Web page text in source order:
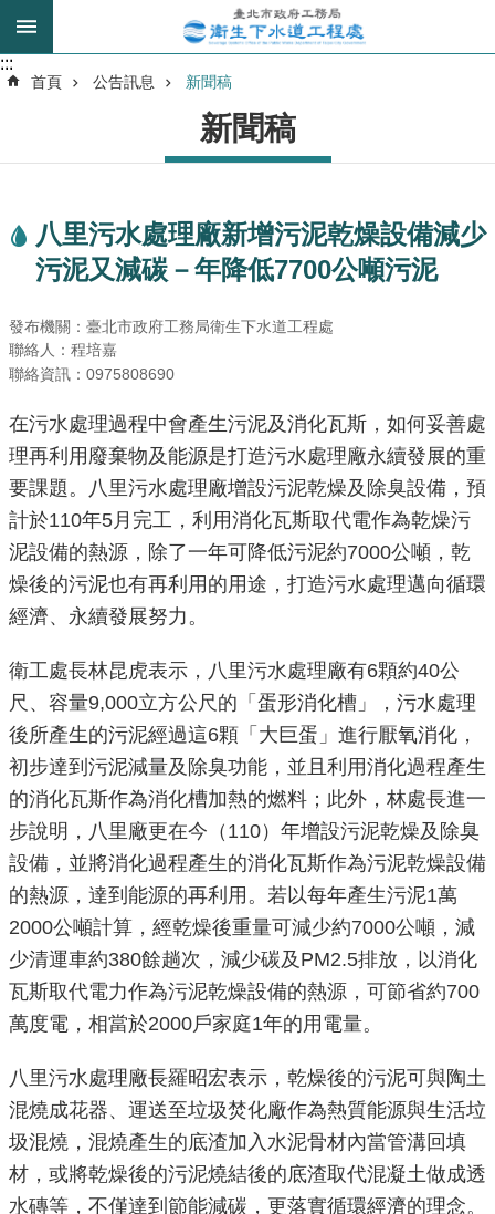
跳到主要內容區塊
進
我
的
分
是
告
訊
息
機
關
介
紹
業
務
資
訊
政
府
資
訊
公
開
重
業
務
廉
政
園
:::
:::
首頁 公告訊息 新聞稿
新聞稿
八里污水處理廠新增污泥乾燥設備減少
污泥又減碳－年降低7700公噸污泥
發布機關：臺北市政府工務局衛生下水道工程處
聯絡人：程培嘉
聯絡資訊：0975808690
在污水處理過程中會產生污泥及消化瓦斯，如何妥善處
理再利用廢棄物及能源是打造污水處理廠永續發展的重
要課題。八里污水處理廠增設污泥乾燥及除臭設備，預
計於110年5月完工，利用消化瓦斯取代電作為乾燥污
泥設備的熱源，除了一年可降低污泥約7000公噸，乾
燥後的污泥也有再利用的用途，打造污水處理邁向循環
經濟、永續發展努力。
衛工處長林昆虎表示，八里污水處理廠有6顆約40公
尺、容量9,000立方公尺的「蛋形消化槽」，污水處理
後所產生的污泥經過這6顆「大巨蛋」進行厭氧消化，
初步達到污泥減量及除臭功能，並且利用消化過程產生
的消化瓦斯作為消化槽加熱的燃料；此外，林處長進一
步說明，八里廠更在今（110）年增設污泥乾燥及除臭
設備，並將消化過程產生的消化瓦斯作為污泥乾燥設備
的熱源，達到能源的再利用。若以每年產生污泥1萬
2000公噸計算，經乾燥後重量可減少約7000公噸，減
少清運車約380餘趟次，減少碳及PM2.5排放，以消化
瓦斯取代電力作為污泥乾燥設備的熱源，可節省約700
萬度電，相當於2000戶家庭1年的用電量。
八里污水處理廠長羅昭宏表示，乾燥後的污泥可與陶土
混燒成花器、運送至垃圾焚化廠作為熱質能源與生活垃
圾混燒，混燒產生的底渣加入水泥骨材內當管溝回填
材，或將乾燥後的污泥燒結後的底渣取代混凝土做成透
水磚等，不僅達到節能減碳，更落實循環經濟的理念。